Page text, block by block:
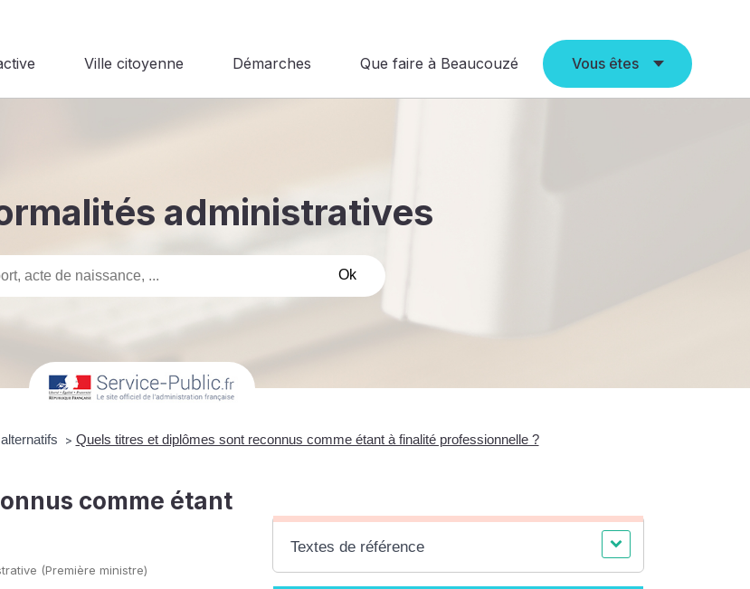
Ville citoyenne Démarches Que faire à Beaucouzé Vous êtes
administratives
> Quels titres et diplômes sont reconnus comme étant à finalité professionnelle ?
comme étant
(Première ministre)
Textes de référence